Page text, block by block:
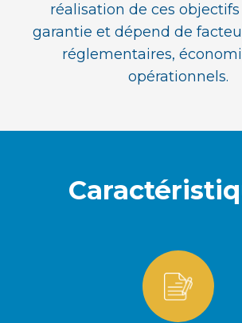
réalisation de ces objectifs
garantie et dépend de
réglementaires,
opérationnels.